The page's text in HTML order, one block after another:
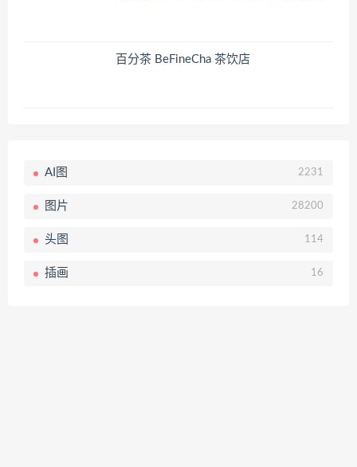
百分茶 BeFineCha 茶饮店
AI图 2231
图片 28200
头图 114
插画 16